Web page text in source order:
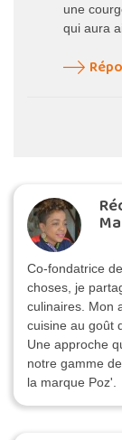
une
qui aura
Co-fondatrice
choses, je
culinaires. Mon
cuisine au goût
Une approche
notre gamme
la marque Poz'.